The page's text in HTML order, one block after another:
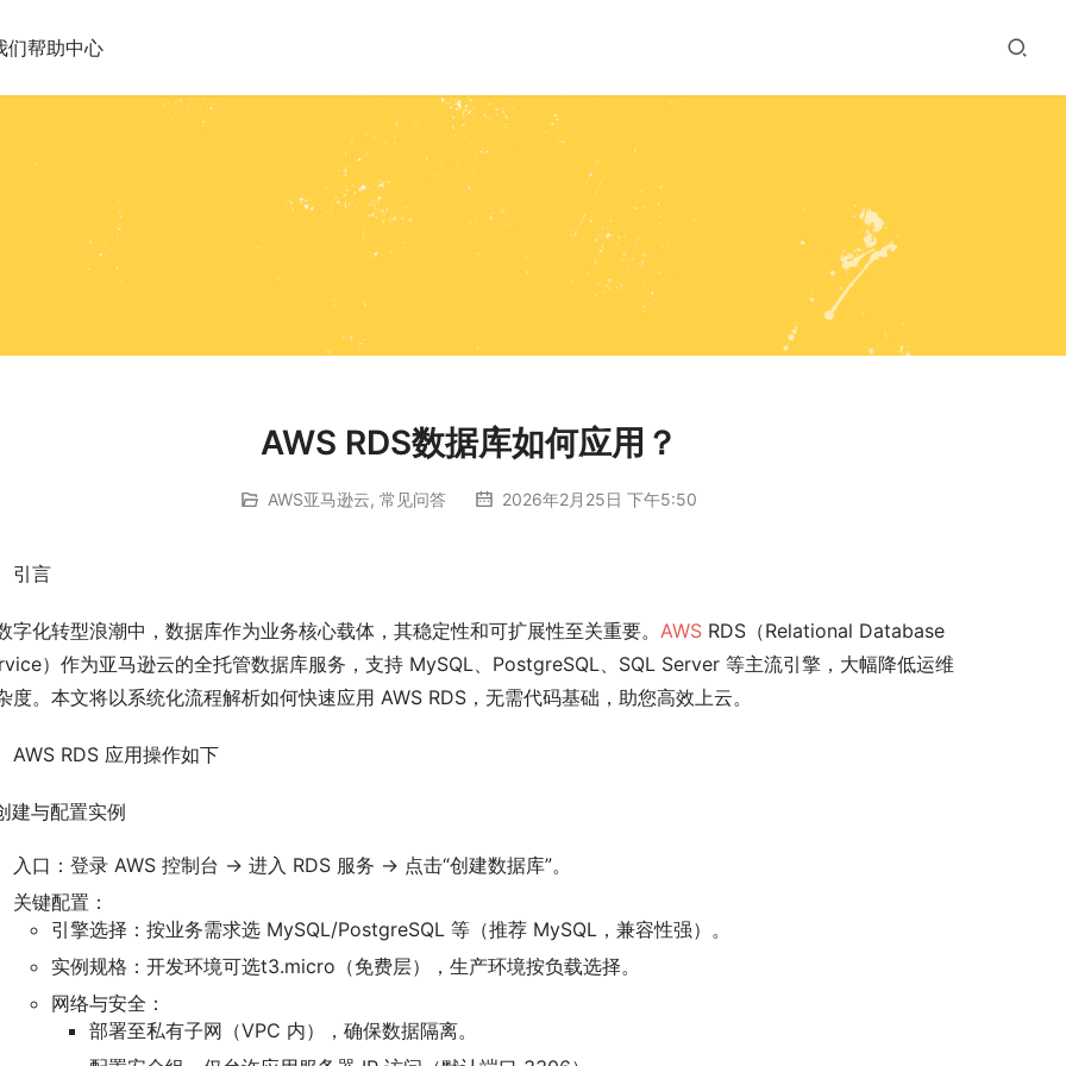
们帮助中心
AWS RDS数据库如何应用？
AWS亚马逊云, 常见问答 2026年2月25日 下午5:50
引言
字化转型浪潮中，数据库作为业务核心载体，其稳定性和可扩展性至关重要。 AWS RDS（Relational Database
）作为亚马逊云的全托管数据库服务，支持 MySQL、PostgreSQL、SQL Server 等主流引擎，大幅降低运维
度。本文将以系统化流程解析如何快速应用 AWS RDS，无需代码基础，助您高效上云。
AWS RDS 应用操作如下
建与配置实例
入口：登录 AWS 控制台 → 进入 RDS 服务 → 点击“创建数据库”。
关键配置：
引擎选择：按业务需求选 MySQL/PostgreSQL 等（推荐 MySQL，兼容性强）。
实例规格：开发环境可选t3.micro（免费层），生产环境按负载选择。
网络与安全：
部署至私有子网（VPC 内），确保数据隔离。